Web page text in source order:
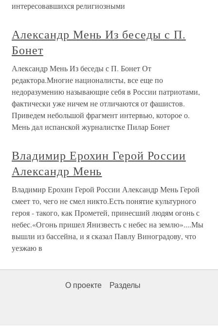
интересовавшихся религиозными
Александр Мень Из беседы с П.
Бонет
Александр Мень Из беседы с П. Бонет От
редактора.Многие националисты, все еще по
недоразумению называющие себя в России патриотами,
фактически уже ничем не отличаются от фашистов.
Приведем небольшой фрагмент интервью, которое о.
Мень дал испанской журналистке Пилар Бонет
Владимир Ерохин Герой России
Александр Мень
Владимир Ерохин Герой России Александр Мень Герой
смеет то, чего не смел никто.Есть понятие культурного
героя - такого, как Прометей, принесший людям огонь с
небес.«Огонь пришел Янизвесть с небес на землю»....Мы
вышли из бассейна, и я сказал Павлу Виноградову, что
уезжаю в
О проекте Разделы